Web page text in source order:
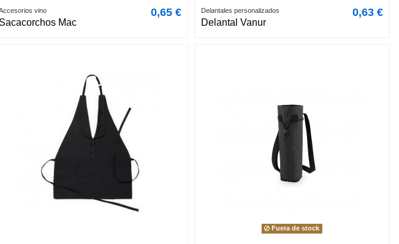
vino
Sacacorchos Mac
0,65 € Delantales personalizados
Delantal Vanur
0,63 €
Fuera de stock